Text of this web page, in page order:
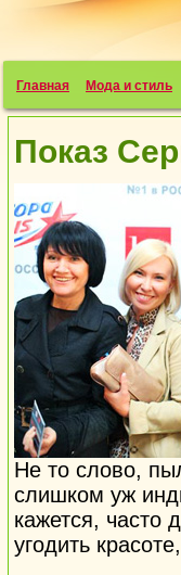
Главная Мода и стиль
Показ
Не то слово,
слишком уж
кажется, часто
угодить